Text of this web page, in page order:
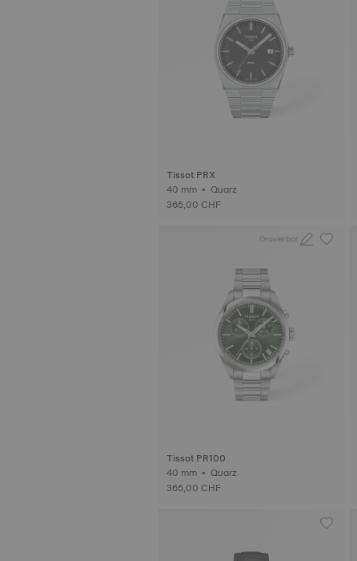
Tissot PRX
40 mm • Quarz
365,00 CHF
Gravierbar
Tissot PR100
40 mm • Quarz
365,00 CHF